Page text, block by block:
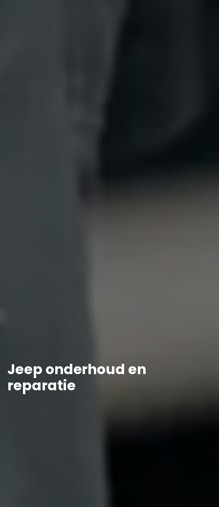
Jeep onderhoud en
reparatie